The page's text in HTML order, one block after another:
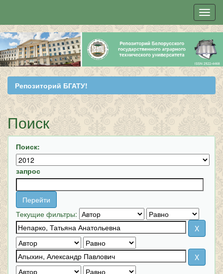
Skip
navigation
Репозиторий БГАТУ!
Поиск
Поиск:
запрос
Текущие фильтры: